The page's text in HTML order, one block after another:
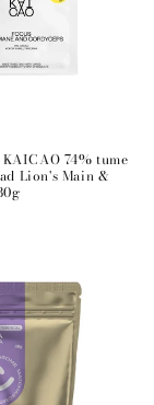
74% tume
Lion's Main &